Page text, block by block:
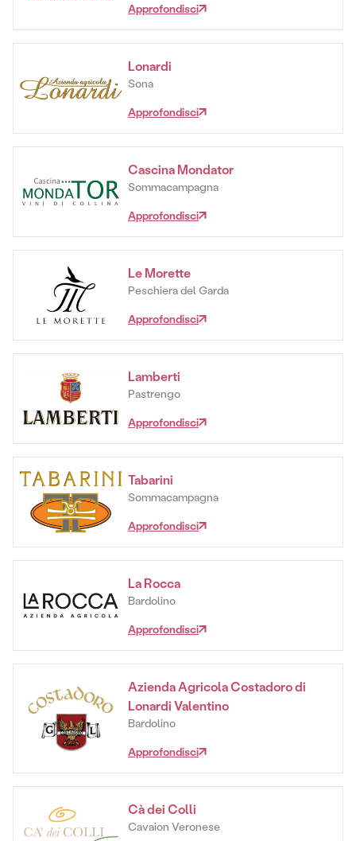
Approfondisci
Lonardi
Sona
Approfondisci
Cascina Mondator
Sommacampagna
Approfondisci
Le Morette
Peschiera del Garda
Approfondisci
Lamberti
Pastrengo
Approfondisci
Tabarini
Sommacampagna
Approfondisci
La Rocca
Bardolino
Approfondisci
Azienda Agricola Costadoro di
Lonardi Valentino
Bardolino
Approfondisci
Cà dei Colli
Cavaion Veronese